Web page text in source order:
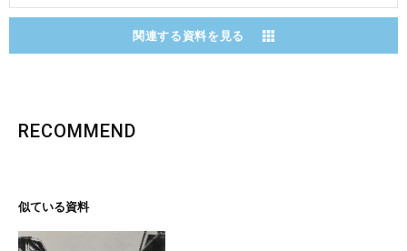
関連する資料を見る
RECOMMEND
似ている資料